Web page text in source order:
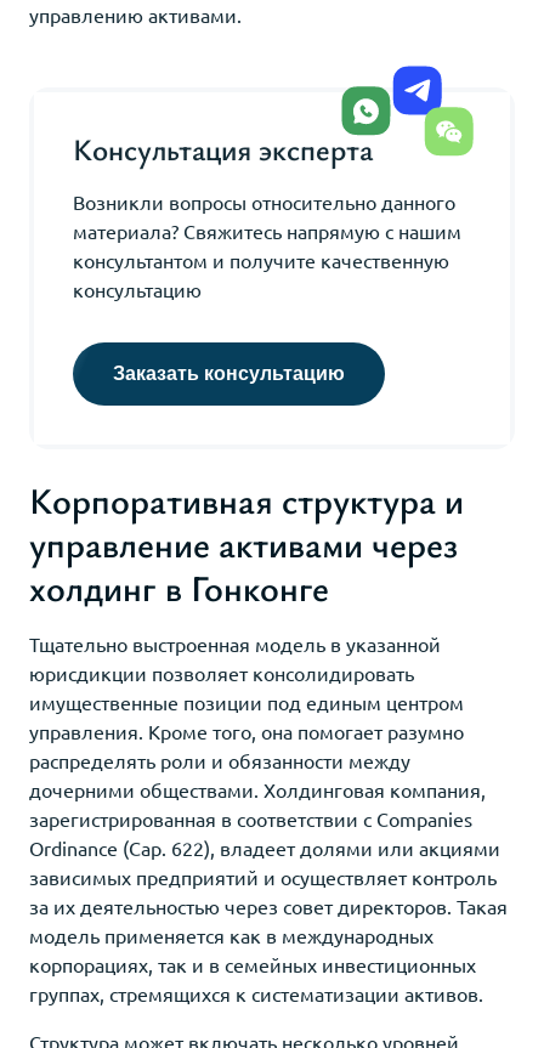
управлению активами.
Консультация эксперта
Возникли вопросы относительно данного
материала? Свяжитесь напрямую с нашим
консультантом и получите качественную
консультацию
Заказать консультацию
Корпоративная структура и
управление активами через
холдинг в Гонконге
Тщательно выстроенная модель в указанной
юрисдикции позволяет консолидировать
имущественные позиции под единым центром
управления. Кроме того, она помогает разумно
распределять роли и обязанности между
дочерними обществами. Холдинговая компания,
зарегистрированная в соответствии с Companies
Ordinance (Cap. 622), владеет долями или акциями
зависимых предприятий и осуществляет контроль
за их деятельностью через совет директоров. Такая
модель применяется как в международных
корпорациях, так и в семейных инвестиционных
группах, стремящихся к систематизации активов.
Структура может включать несколько уровней